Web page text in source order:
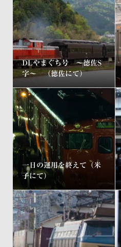
DLやまぐち号 ～徳佐S
字～ （徳佐にて）
一日の運用を終えて（米
子にて）